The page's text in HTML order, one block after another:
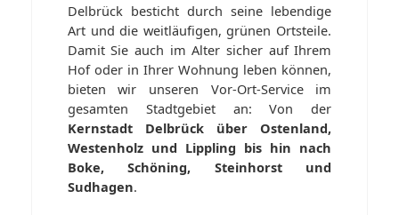
Delbrück besticht durch seine lebendige
Art und die weitläufigen, grünen Ortsteile.
Damit Sie auch im Alter sicher auf Ihrem
Hof oder in Ihrer Wohnung leben können,
bieten wir unseren Vor-Ort-Service im
gesamten Stadtgebiet an: Von der
Kernstadt Delbrück über Ostenland,
Westenholz und Lippling bis hin nach
Boke, Schöning, Steinhorst und
Sudhagen.